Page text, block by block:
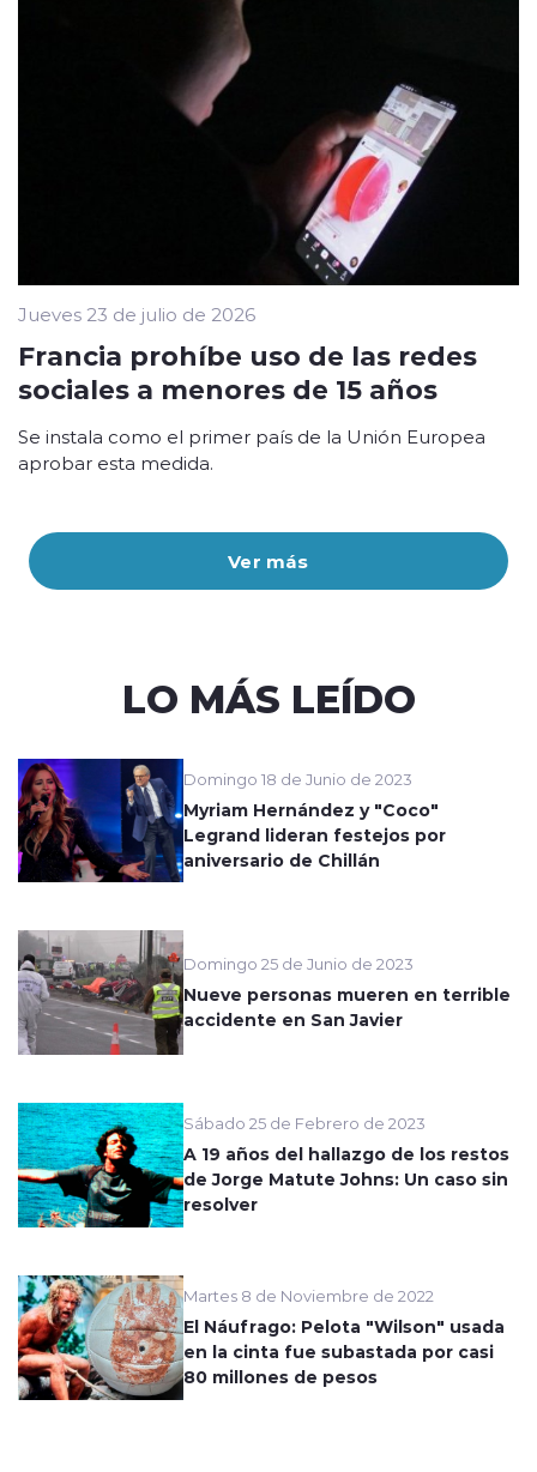
Ver más
Jueves 23 de julio de 2026
Francia prohíbe uso de las redes
sociales a menores de 15 años
Se instala como el primer país de la Unión Europea
aprobar esta medida.
LO MÁS LEÍDO
Domingo 18 de Junio de 2023
Myriam Hernández y "Coco"
Legrand lideran festejos por
aniversario de Chillán
Domingo 25 de Junio de 2023
Nueve personas mueren en terrible
accidente en San Javier
Sábado 25 de Febrero de 2023
A 19 años del hallazgo de los restos
de Jorge Matute Johns: Un caso sin
resolver
Martes 8 de Noviembre de 2022
El Náufrago: Pelota "Wilson" usada
en la cinta fue subastada por casi
80 millones de pesos